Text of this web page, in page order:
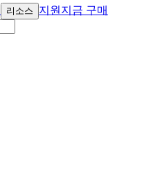
리소스 지원 지금 구매